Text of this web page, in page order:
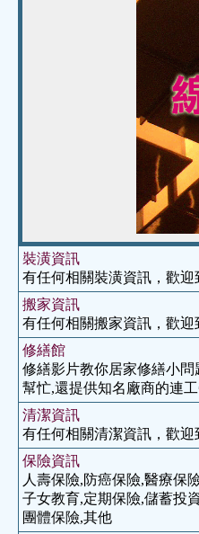
裝潢資訊
有任何相關裝潢資訊，歡迎
搬家資訊
有任何相關搬家資訊，歡迎
修繕館
修繕影片教你居家修繕小
幫忙,還提供知名廠商的連
清潔資訊
有任何相關清潔資訊，歡迎
保險資訊
人壽保險,防癌保險,醫療保
子女教育,定期保險,儲蓄投
團體保險,其他